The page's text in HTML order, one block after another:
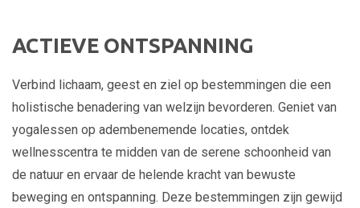
ACTIEVE ONTSPANNING
Verbind lichaam, geest en ziel op bestemmingen die een
holistische benadering van welzijn bevorderen. Geniet van
yogalessen op adembenemende locaties, ontdek
wellnesscentra te midden van de serene schoonheid van
de natuur en ervaar de helende kracht van bewuste
beweging en ontspanning. Deze bestemmingen zijn gewijd